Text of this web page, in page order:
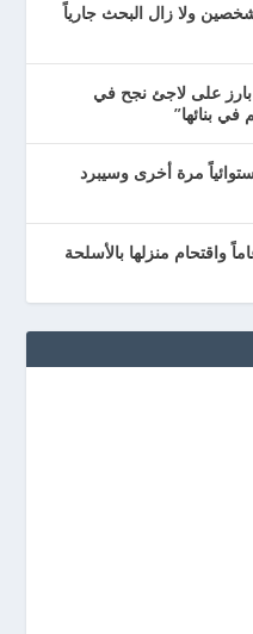
ولا زال البحث جارياً
على لاجئ نجح في
في بنائها”
مرة أخرى وسيبرد
امرأة تبلغ من العمر 20 عاماً واقتحام منزلها بالأسلحة